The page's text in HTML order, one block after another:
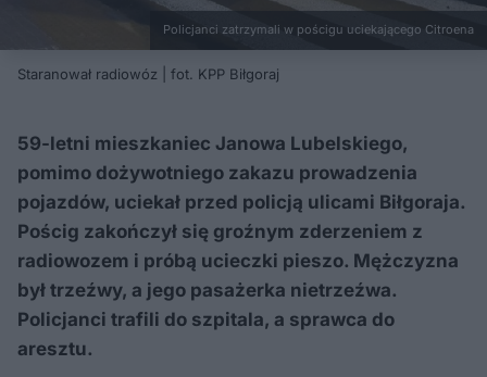
Policjanci zatrzymali w pościgu uciekającego Citroena
Staranował radiowóz | fot. KPP Biłgoraj
59-letni mieszkaniec Janowa Lubelskiego,
pomimo dożywotniego zakazu prowadzenia
pojazdów, uciekał przed policją ulicami Biłgoraja.
Pościg zakończył się groźnym zderzeniem z
radiowozem i próbą ucieczki pieszo. Mężczyzna
był trzeźwy, a jego pasażerka nietrzeźwa.
Policjanci trafili do szpitala, a sprawca do
aresztu.